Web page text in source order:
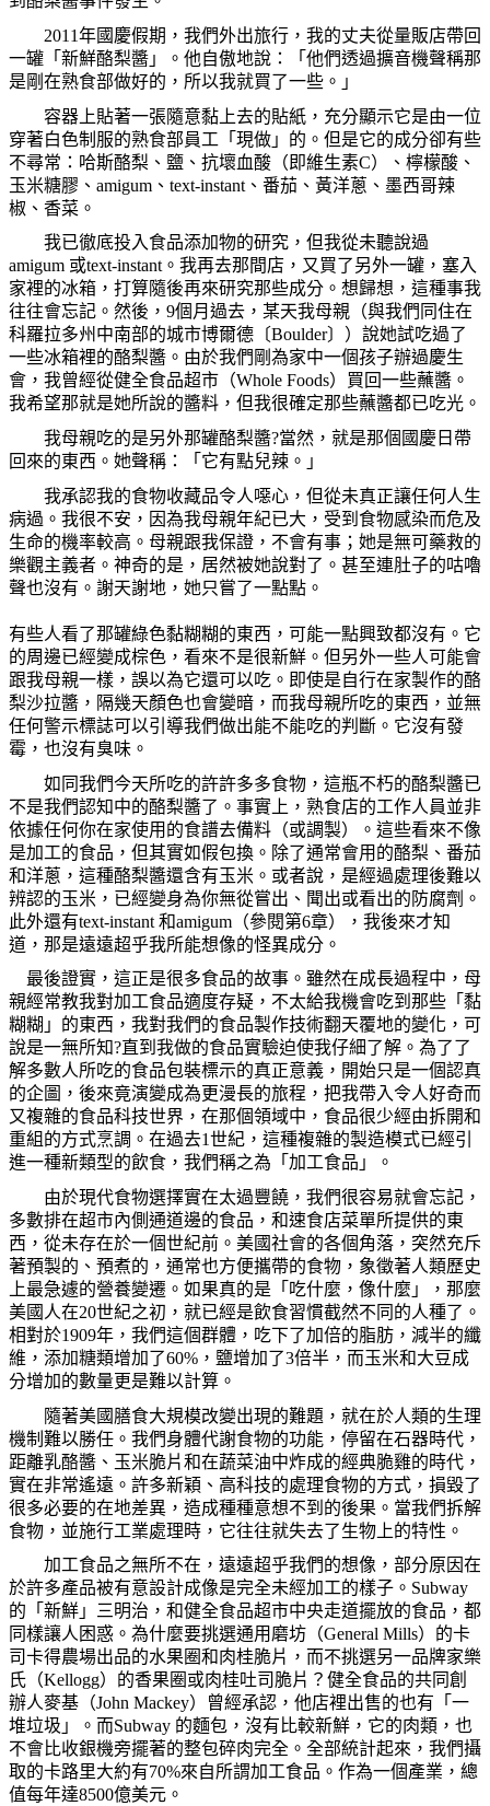
2011年國慶假期，我們外出旅行，我的丈夫從量販店帶回
一罐「新鮮酪梨醬」。他自傲地說：「他們透過擴音機聲稱那
是剛在熟食部做好的，所以我就買了一些。」
容器上貼著一張隨意黏上去的貼紙，充分顯示它是由一位
穿著白色制服的熟食部員工「現做」的。但是它的成分卻有些
不尋常：哈斯酪梨、鹽、抗壞血酸（即維生素C）、檸檬酸、
玉米糖膠、 amigum 、 text-instant 、番茄、黃洋蔥、墨西哥辣
椒、香菜。
我已徹底投入食品添加物的研究，但我從未聽說過
amigum 或text-instant 。我再去那間店，又買了另外一罐，塞入
家裡的冰箱，打算隨後再來研究那些成分。想歸想，這種事我
往往會忘記。然後， 9個月過去，某天我母親（與我們同住在
科羅拉多州中南部的城市博爾德〔Boulder〕）說她試吃過了
一些冰箱裡的酪梨醬。由於我們剛為家中一個孩子辦過慶生
會，我曾經從健全食品超市（Whole Foods）買回一些蘸醬。
我希望那就是她所說的醬料，但我很確定那些蘸醬都已吃光。
我母親吃的是另外那罐酪梨醬?當然，就是那個國慶日帶
回來的東西。她聲稱：「它有點兒辣。」
我承認我的食物收藏品令人噁心，但從未真正讓任何人生
病過。我很不安，因為我母親年紀已大，受到食物感染而危及
生命的機率較高。母親跟我保證，不會有事；她是無可藥救的
樂觀主義者。神奇的是，居然被她說對了。甚至連肚子的咕嚕
聲也沒有。謝天謝地，她只嘗了一點點。
有些人看了那罐綠色黏糊糊的東西，可能一點興致都沒有。它
的周邊已經變成棕色，看來不是很新鮮。但另外一些人可能會
跟我母親一樣，誤以為它還可以吃。即使是自行在家製作的酪
梨沙拉醬，隔幾天顏色也會變暗，而我母親所吃的東西，並無
任何警示標誌可以引導我們做出能不能吃的判斷。它沒有發
霉，也沒有臭味。
如同我們今天所吃的許許多多食物，這瓶不朽的酪梨醬已
不是我們認知中的酪梨醬了。事實上，熟食店的工作人員並非
依據任何你在家使用的食譜去備料（或調製）。這些看來不像
是加工的食品，但其實如假包換。除了通常會用的酪梨、番茄
和洋蔥，這種酪梨醬還含有玉米。或者說，是經過處理後難以
辨認的玉米，已經變身為你無從嘗出、聞出或看出的防腐劑。
此外還有text-instant 和amigum （參閱第6章），我後來才知
道，那是遠遠超乎我所能想像的怪異成分。
最後證實，這正是很多食品的故事。雖然在成長過程中，母
親經常教我對加工食品適度存疑，不太給我機會吃到那些「黏
糊糊」的東西，我對我們的食品製作技術翻天覆地的變化，可
說是一無所知?直到我做的食品實驗迫使我仔細了解。為了了
解多數人所吃的食品包裝標示的真正意義，開始只是一個認真
的企圖，後來竟演變成為更漫長的旅程，把我帶入令人好奇而
又複雜的食品科技世界，在那個領域中，食品很少經由拆開和
重組的方式烹調。在過去1世紀，這種複雜的製造模式已經引
進一種新類型的飲食，我們稱之為「加工食品」。
由於現代食物選擇實在太過豐饒，我們很容易就會忘記，
多數排在超市內側通道邊的食品，和速食店菜單所提供的東
西，從未存在於一個世紀前。美國社會的各個角落，突然充斥
著預製的、預煮的，通常也方便攜帶的食物，象徵著人類歷史
上最急遽的營養變遷。如果真的是「吃什麼，像什麼」，那麼
美國人在20世紀之初，就已經是飲食習慣截然不同的人種了。
相對於1909年，我們這個群體，吃下了加倍的脂肪，減半的纖
維，添加糖類增加了60% ，鹽增加了3倍半，而玉米和大豆成
分增加的數量更是難以計算。
隨著美國膳食大規模改變出現的難題，就在於人類的生理
機制難以勝任。我們身體代謝食物的功能，停留在石器時代，
距離乳酪醬、玉米脆片和在蔬菜油中炸成的經典脆雞的時代，
實在非常遙遠。許多新穎、高科技的處理食物的方式，損毀了
很多必要的在地差異，造成種種意想不到的後果。當我們拆解
食物，並施行工業處理時，它往往就失去了生物上的特性。
加工食品之無所不在，遠遠超乎我們的想像，部分原因在
於許多產品被有意設計成像是完全未經加工的樣子。 Subway
的「新鮮」三明治，和健全食品超市中央走道擺放的食品，都
同樣讓人困惑。為什麼要挑選通用磨坊（General Mills）的卡
司卡得農場出品的水果圈和肉桂脆片，而不挑選另一品牌家樂
氏（Kellogg）的香果圈或肉桂吐司脆片？健全食品的共同創
辦人麥基（John Mackey）曾經承認，他店裡出售的也有「一
堆垃圾」。而Subway 的麵包，沒有比較新鮮，它的肉類，也
不會比收銀機旁擺著的整包碎肉完全。全部統計起來，我們攝
取的卡路里大約有70%來自所謂加工食品。作為一個產業，總
值每年達8500億美元。